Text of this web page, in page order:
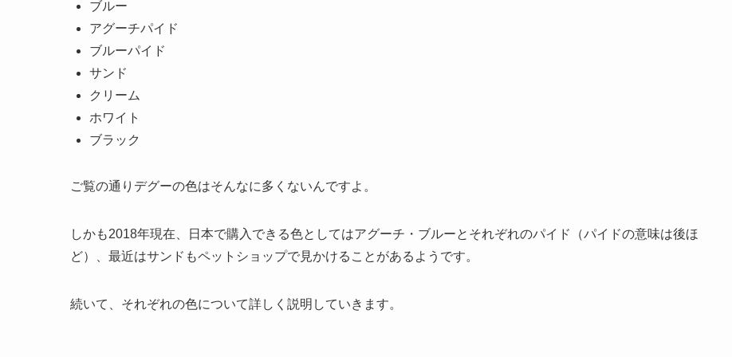
ブルー
アグーチパイド
ブルーパイド
サンド
クリーム
ホワイト
ブラック
ご覧の通りデグーの色はそんなに多くないんですよ。
しかも2018年現在、日本で購入できる色としてはアグーチ・ブルーとそれぞれのパイド（パイドの意味は後ほ
ど）、最近はサンドもペットショップで見かけることがあるようです。
続いて、それぞれの色について詳しく説明していきます。